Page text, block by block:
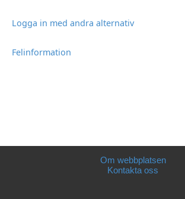
Logga in med andra alternativ
Felinformation
Om webbplatsen
Kontakta oss